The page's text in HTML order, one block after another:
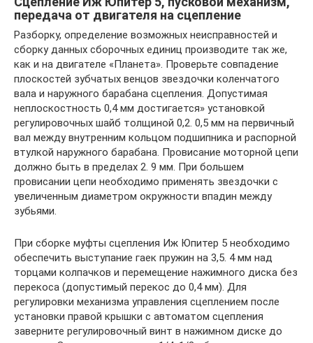
передача от двигателя на сцепление
Разборку, определение возможных неисправностей и
сборку данных сборочных единиц производите так же,
как и на двигателе «Планета». Проверьте совпадение
плоскостей зубчатых венцов звездочки коленчатого
вала и наружного барабана сцепления. Допустимая
неплоскостность 0,4 мм достигается» установкой
регулировочных шайб толщиной 0,2. 0,5 мм на первичный
вал между внутренним кольцом подшипника и распорной
втулкой наружного барабана. Провисание моторной цепи
должно быть в пределах 2. 9 мм. При большем
провисании цепи необходимо применять звездочки с
увеличенным диаметром окружности впадин между
зубьями.
При сборке муфты сцепления Иж Юпитер 5 необходимо
обеспечить выступание гаек пружин на 3,5. 4 мм над
торцами колпачков и перемещение нажимного диска без
перекоса (допустимый перекос до 0,4 мм). Для
регулировки механизма управления сцеплением после
установки правой крышки с автоматом сцепления
заверните регулировочный винт в нажимном диске до